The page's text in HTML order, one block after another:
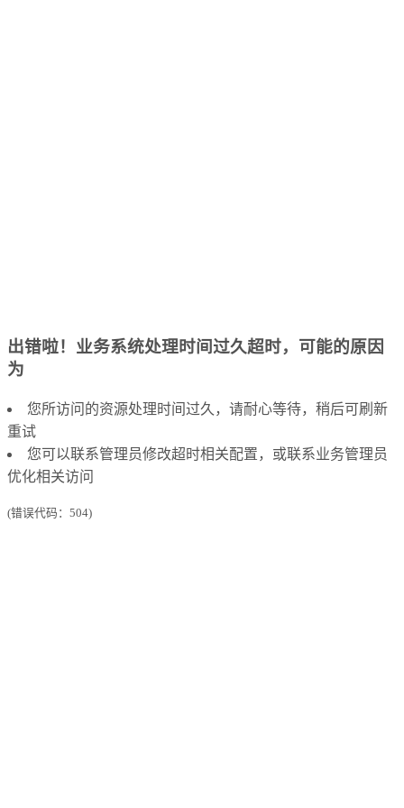
出错啦！业务系统处理时间过久超时，可能的原因
为
您所访问的资源处理时间过久，请耐心等待，稍后可刷新
重试
您可以联系管理员修改超时相关配置，或联系业务管理员
优化相关访问
(错误代码：504)